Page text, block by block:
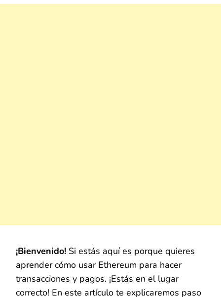
¡Bienvenido! Si estás aquí es porque quieres
aprender cómo usar Ethereum para hacer
transacciones y pagos. ¡Estás en el lugar
correcto! En este artículo te explicaremos paso